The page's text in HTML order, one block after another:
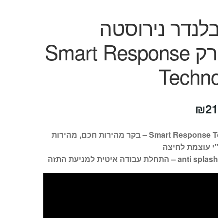
נירוסטה
מתפרק Smart Response
₪
הוא:
₪219.
Smart Response Technology – בקר מהירות חכם, מהירות
עוצמת לחיצה